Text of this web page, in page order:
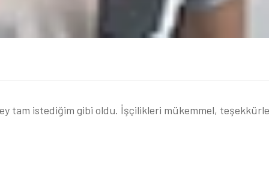
tam istediğim gibi oldu. İşçilikleri mükemmel,